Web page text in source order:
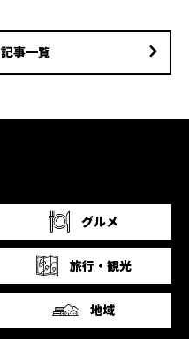
記事一覧
グルメ
旅行・観光
地域